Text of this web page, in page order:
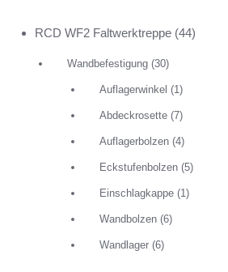
RCD WF2 Faltwerktreppe (44)
Wandbefestigung (30)
Auflagerwinkel (1)
Abdeckrosette (7)
Auflagerbolzen (4)
Eckstufenbolzen (5)
Einschlagkappe (1)
Wandbolzen (6)
Wandlager (6)